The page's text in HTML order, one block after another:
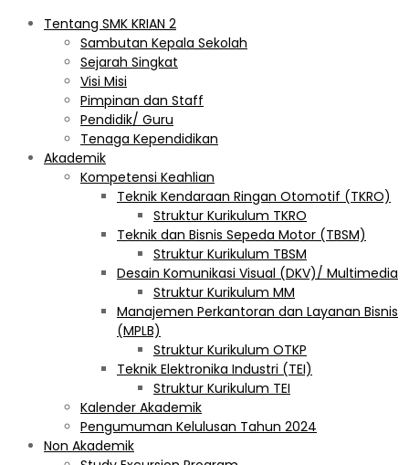
Tentang SMK KRIAN 2
Sambutan Kepala Sekolah
Sejarah Singkat
Visi Misi
Pimpinan dan Staff
Pendidik/ Guru
Tenaga Kependidikan
Akademik
Kompetensi Keahlian
Teknik Kendaraan Ringan Otomotif (TKRO)
Struktur Kurikulum TKRO
Teknik dan Bisnis Sepeda Motor (TBSM)
Struktur Kurikulum TBSM
Desain Komunikasi Visual (DKV)/ Multimedia
Struktur Kurikulum MM
Manajemen Perkantoran dan Layanan Bisnis
(MPLB)
Struktur Kurikulum OTKP
Teknik Elektronika Industri (TEI)
Struktur Kurikulum TEI
Kalender Akademik
Pengumuman Kelulusan Tahun 2024
Non Akademik